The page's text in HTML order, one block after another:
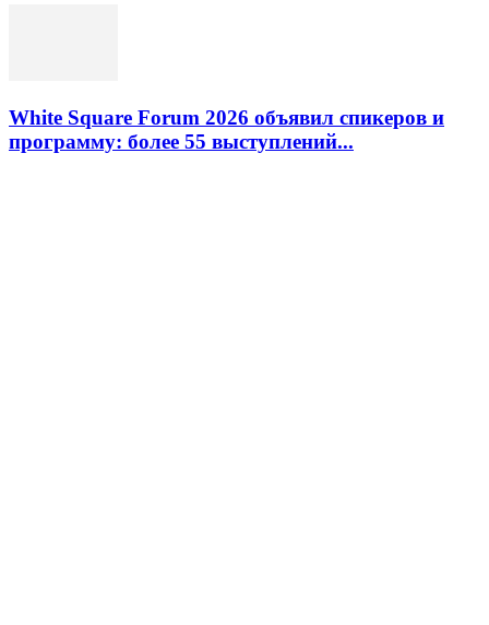
White Square Forum 2026 объявил спикеров и
программу: более 55 выступлений...